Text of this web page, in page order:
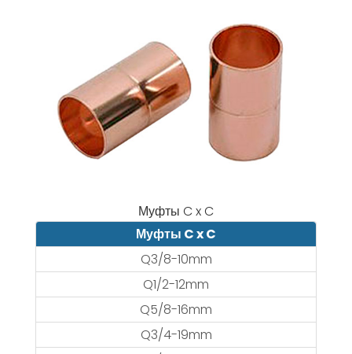
Муфты C x C
Муфты C x C
Q3/8-10mm
Q1/2-12mm
Q5/8-16mm
Q3/4-19mm